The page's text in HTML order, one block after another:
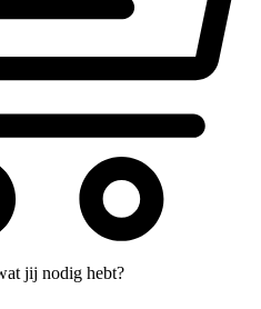
jij nodig hebt?